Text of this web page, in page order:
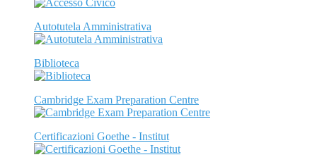
Autotutela Amministrativa
Biblioteca
Cambridge Exam Preparation Centre
Certificazioni Goethe - Institut